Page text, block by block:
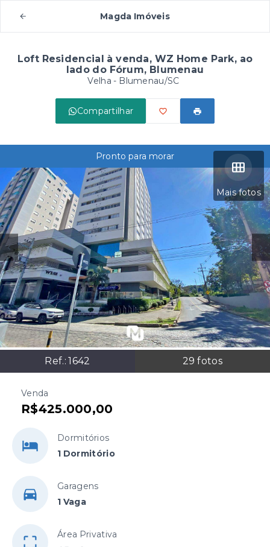
Magda Imóveis
Loft Residencial à venda, WZ Home Park, ao
lado do Fórum, Blumenau
Velha - Blumenau/SC
Compartilhar
Mais fotos
Ref.:1642 29 fotos
Pronto para morar
Venda
R$425.000,00
Dormitórios
1 Dormitório
Garagens
1 Vaga
Área Privativa